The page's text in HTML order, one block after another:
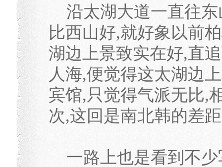
沿太湖大道一直往东
比西山好,就好象以前
湖边上景致实在好,直
人海,便觉得这太湖边
宾馆,只觉得气派无比,
次,这回是南北韩的差
一路上也是看到不少